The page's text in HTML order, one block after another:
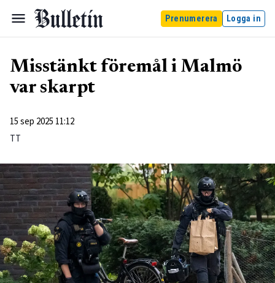
Prenumerera Logga in
Misstänkt föremål i Malmö
var skarpt
15 sep 2025 11:12
TT